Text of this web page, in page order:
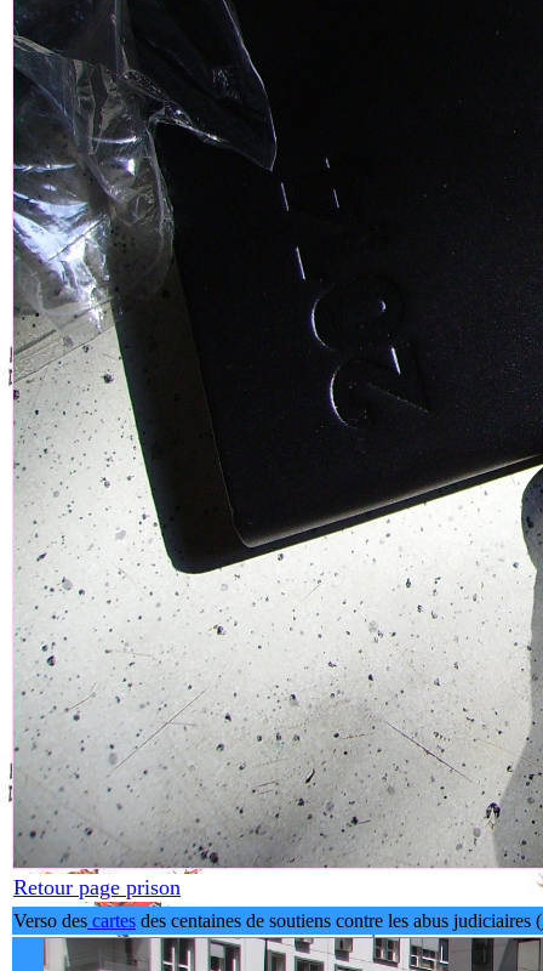
Retour page prison
Verso des cartes des centaines de soutiens contre les abus judiciaires (